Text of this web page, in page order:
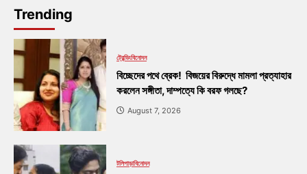
Trending
ট্রেন্ডিংবিনোদন
বিচ্ছেদের পথে ব্রেক! বিজয়ের বিরুদ্ধে মামলা প্রত্যাহার
করলেন সঙ্গীতা, দাম্পত্যে কি বরফ গলছে?
August 7, 2026
টলিপাড়াবিনোদন